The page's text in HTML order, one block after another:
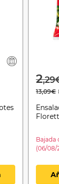
from
2
13,09€
Bajada
(06/08/